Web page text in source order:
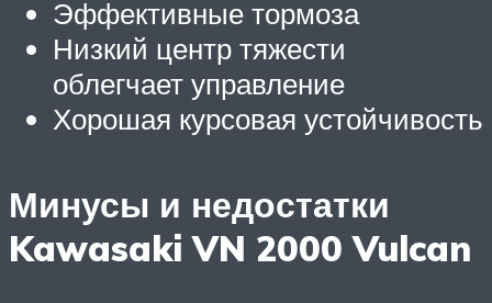
Эффективные тормоза
Низкий центр тяжести
облегчает управление
Хорошая курсовая устойчивость
Минусы и недостатки
Kawasaki VN 2000 Vulcan